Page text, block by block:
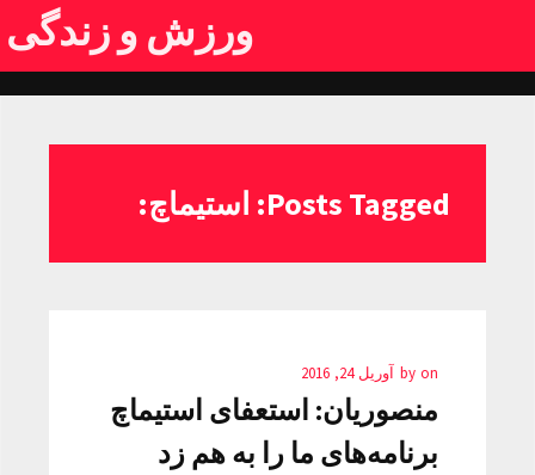
ورزش و زندگی
Posts Tagged: استیماچ:
by on آوریل 24, 2016
منصوریان: استعفای استیماچ
برنامه‌های ما را به هم زد